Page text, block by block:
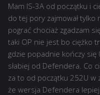
Mam IS-3A od początku i
do tej pory zajmował tylko
pograć chociaż zgadzam
taki OP nie jest bo ciężko
gdzie popadnie kończy
słabiej od Defendera. Co
za to od początku 252U w
że wersja Defendera